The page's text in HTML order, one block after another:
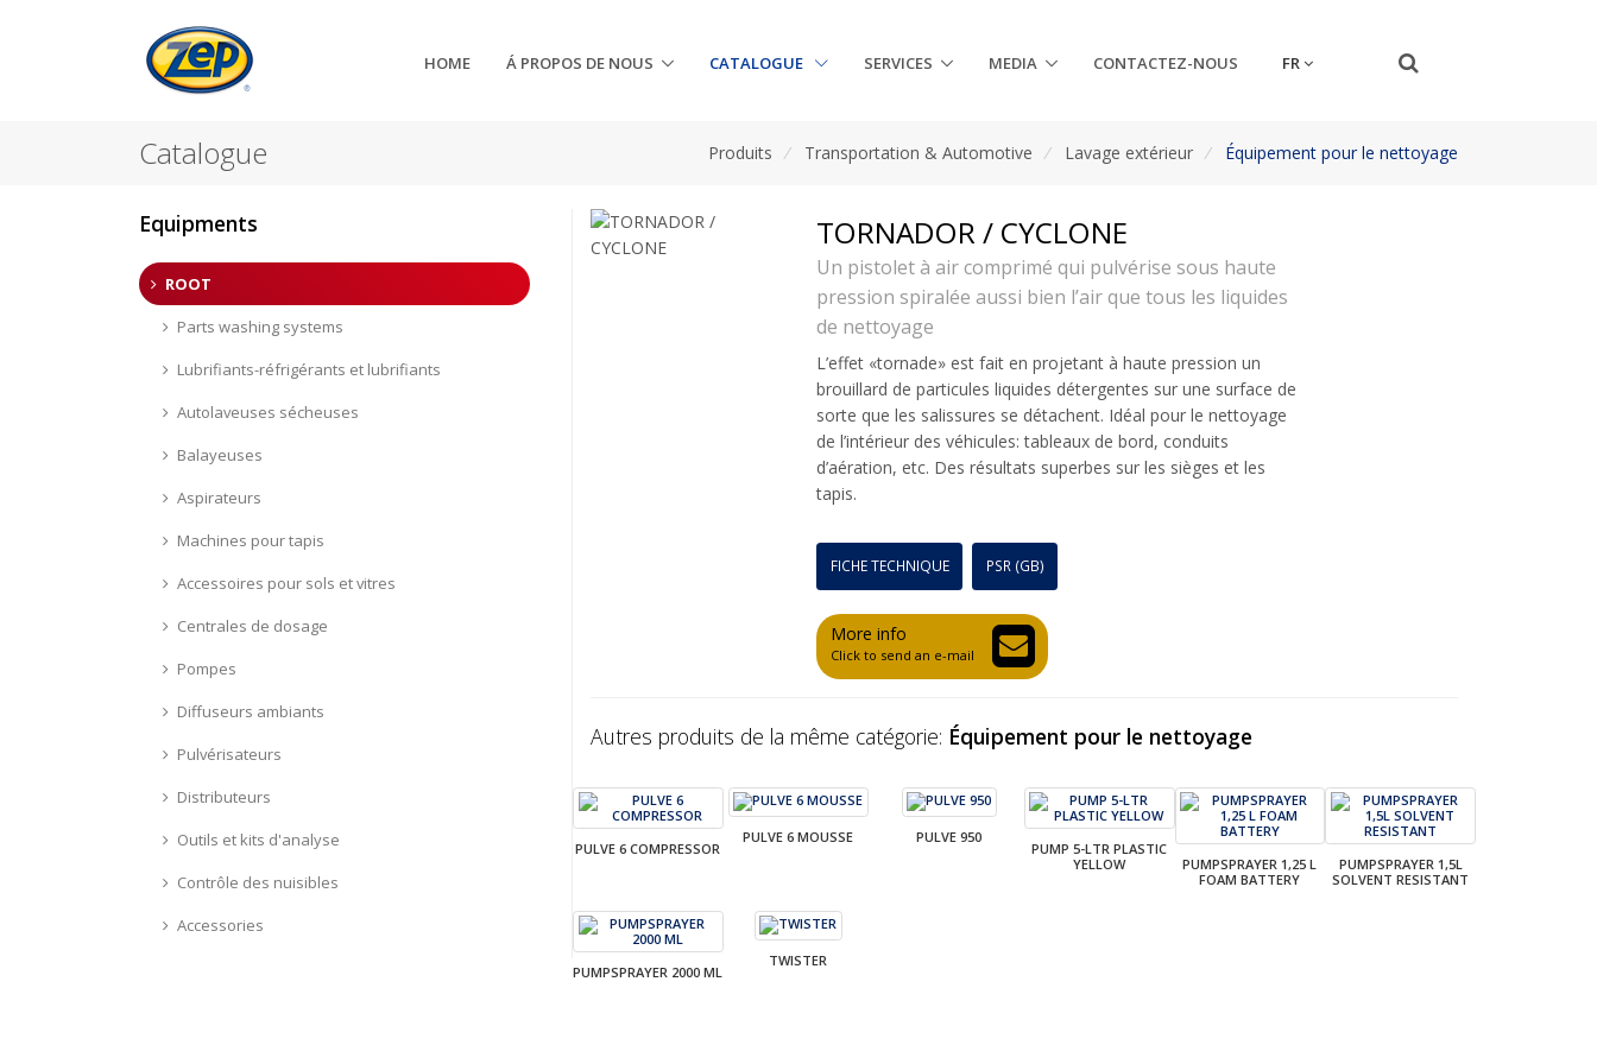
HOME Á PROPOS DE NOUS CATALOGUE SERVICES MEDIA CONTACTEZ-NOUS FR
Catalogue Produits / Transportation & Automotive / Lavage extérieur / Équipement pour le nettoyage
TORNADOR / CYCLONE
Un pistolet à air comprimé qui pulvérise sous haute
pression spiralée aussi bien l’air que tous les liquides
de nettoyage
L’effet «tornade» est fait en projetant à haute pression un
brouillard de particules liquides détergentes sur une surface de
sorte que les salissures se détachent. Idéal pour le nettoyage
de l’intérieur des véhicules: tableaux de bord, conduits
d’aération, etc. Des résultats superbes sur les sièges et les
tapis.
FICHE TECHNIQUE PSR (GB)
More info
Click to send an e-mail
Autres produits de la même catégorie: Équipement pour le nettoyage
PULVE 6 COMPRESSOR
PULVE 6 MOUSSE PULVE 950
PUMP 5-LTR PLASTIC
YELLOW
PUMPSPRAYER 1,25 L
FOAM BATTERY
PUMPSPRAYER 1,5L
SOLVENT RESISTANT
PUMPSPRAYER 2000 ML
TWISTER
Equipments
ROOT
Parts washing systems
Lubrifiants-réfrigérants et lubrifiants
Autolaveuses sécheuses
Balayeuses
Aspirateurs
Machines pour tapis
Accessoires pour sols et vitres
Centrales de dosage
Pompes
Diffuseurs ambiants
Pulvérisateurs
Distributeurs
Outils et kits d'analyse
Contrôle des nuisibles
Accessories